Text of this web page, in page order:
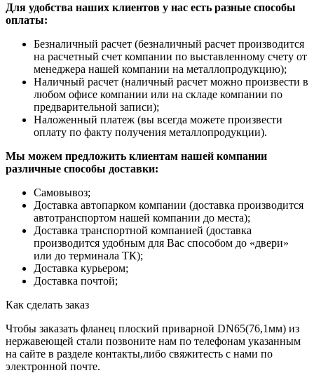
Для удобства наших клиентов у нас есть разные способы
оплаты:
Безналичный расчет (безналичный расчет производится
на расчетный счет компании по выставленному счету от
менеджера нашей компании на металлопродукцию);
Наличный расчет (наличный расчет можно произвести в
любом офисе компании или на складе компании по
предварительной записи);
Наложенный платеж (вы всегда можете произвести
оплату по факту получения металлопродукции).
Мы можем предложить клиентам нашей компании
различные способы доставки:
Самовывоз;
Доставка автопарком компании (доставка производится
автотранспортом нашей компании до места);
Доставка транспортной компанией (доставка
производится удобным для Вас способом до «двери»
или до терминала ТК);
Доставка курьером;
Доставка почтой;
Как сделать заказ
Чтобы заказать фланец плоский приварной DN65(76,1мм) из
нержавеющей стали позвоните нам по телефонам указанным
на сайте в разделе контакты,либо свяжитесть с нами по
электронной почте.